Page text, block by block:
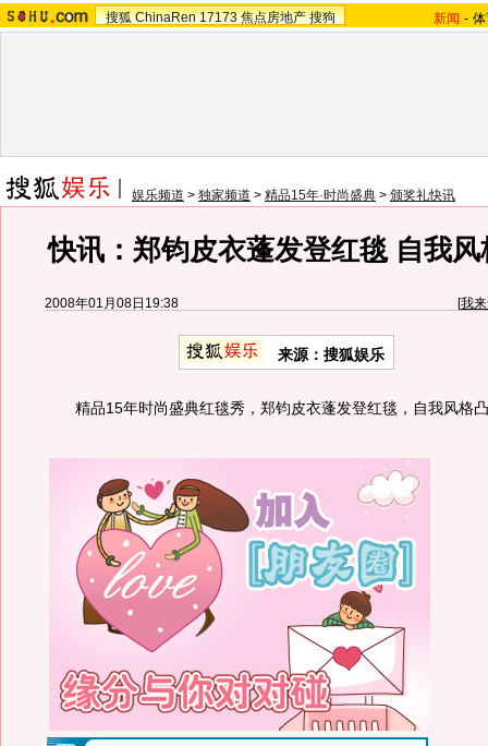
搜狐 ChinaRen 17173 焦点房地产 搜狗 新闻 -
娱乐频道 > 独家频道 > 精品15年·时尚盛典 > 颁奖礼快讯
快讯：郑钧皮衣蓬发登红毯 自我
2008年01月08日19:38 [我
来源：搜狐娱乐
精品15年时尚盛典红毯秀，郑钧皮衣蓬发登红毯，自我风格